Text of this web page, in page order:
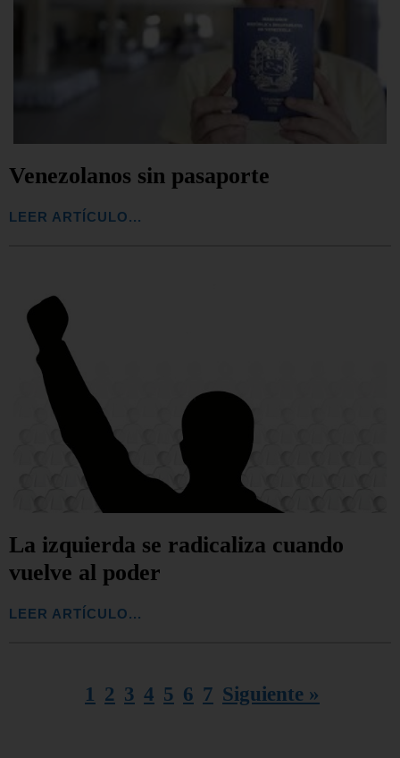
Venezolanos sin pasaporte
LEER ARTÍCULO...
La izquierda se radicaliza cuando
vuelve al poder
LEER ARTÍCULO...
1 2 3 4 5 6 7 Siguiente »